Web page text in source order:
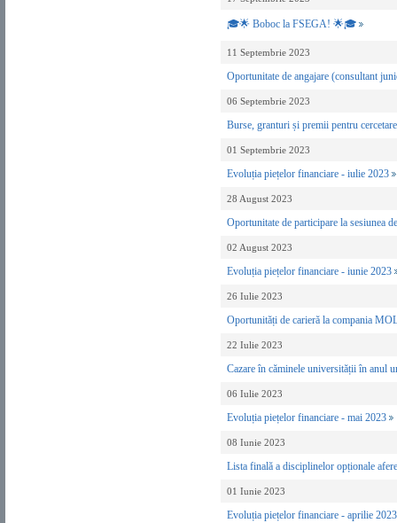
🎓🌟 Boboc la FSEGA! 🌟🎓
11 Septembrie 2023
Oportunitate de angajare (consultant
06 Septembrie 2023
Burse, granturi și premii pentru
01 Septembrie 2023
Evoluția piețelor financiare - iulie 2023
28 August 2023
Oportunitate de participare la sesiunea
02 August 2023
Evoluția piețelor financiare - iunie 2023
26 Iulie 2023
Oportunități de carieră la compania
22 Iulie 2023
Cazare în căminele universității în anul
06 Iulie 2023
Evoluția piețelor financiare - mai 2023
08 Iunie 2023
Lista finală a disciplinelor opționale
01 Iunie 2023
Evoluția piețelor financiare - aprilie